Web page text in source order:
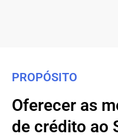
PROPÓSITO
Oferecer as
de crédito ao